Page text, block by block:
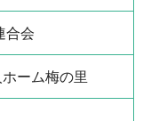
合会
ーム梅の里